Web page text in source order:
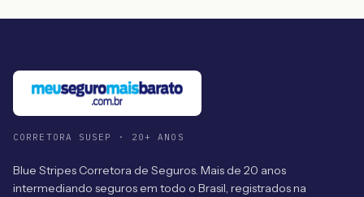
CORRETORA SUSEP · 20+ ANOS
Blue Stripes Corretora de Seguros. Mais de 20 anos
intermediando seguros em todo o Brasil, registrados na